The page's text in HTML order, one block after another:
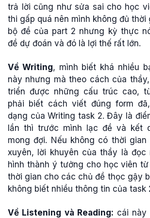
trả lời cũng như sửa sai cho học
thi gấp quá nên mình không đủ thời
bộ đề của part 2 nhưng kỳ thực
đề dự đoán và đó là lợi thế rất lớn.
Về Writing, mình biết khá nhiều
này nhưng mà theo cách của
triển được những cấu trúc cao,
phải biết cách viết đúng form
dạng của Writing task 2. Đây là
lần thì trước mình lạc đề và kết
mong đợi. Nếu không có thời
xuyên, lời khuyên của thầy là đọc
hình thành ý tưởng cho học viên
thời gian cho các chủ đề thọc gậy
không biết nhiều thông tin của task
Về Listening và Reading: cái này